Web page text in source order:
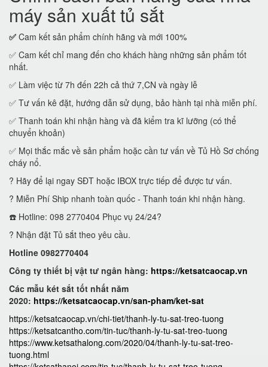
máy sản xuất tủ sắt
✅ Cam kết sản phẩm chính hãng và mới 100%
✅ Cam kết chỉ mang đến cho khách hàng những sản phẩm tốt
nhất.
✅ Làm việc từ 7h đến 22h cả thứ 7,CN và ngày lễ
✅ Tư vấn kê đặt, hướng dẫn sử dụng, bảo hành tại nhà miễn phí.
✅ Thanh toán khi nhận hàng và đã kiểm tra kĩ lưỡng (có thể
chuyển khoản)
✅ Mọi thắc mắc về sản phẩm hoặc cần tư vấn về Tủ Hồ Sơ chống
cháy nổ.
? Hãy để lại ngay SĐT hoặc IBOX trực tiếp để được tư vấn.
? Miễn Phí Ship nhanh toàn quốc - Thanh toán khi nhận hàng.
☎️ Hotline: 098 2770404 Phục vụ 24/24?
? Nhận đặt Tủ sắt theo yêu cầu.
Hotline 0982770404
Công ty thiết bị vật tư ngân hàng: https://ketsatcaocap.vn
Các mẫu két sắt tốt nhất năm
2020: https://ketsatcaocap.vn/san-pham/ket-sat
https://ketsatcaocap.vn/chi-tiet/thanh-ly-tu-sat-treo-tuong
https://ketsatcantho.com/tin-tuc/thanh-ly-tu-sat-treo-tuong
https://www.ketsathalong.com/2020/04/thanh-ly-tu-sat-treo-
tuong.html